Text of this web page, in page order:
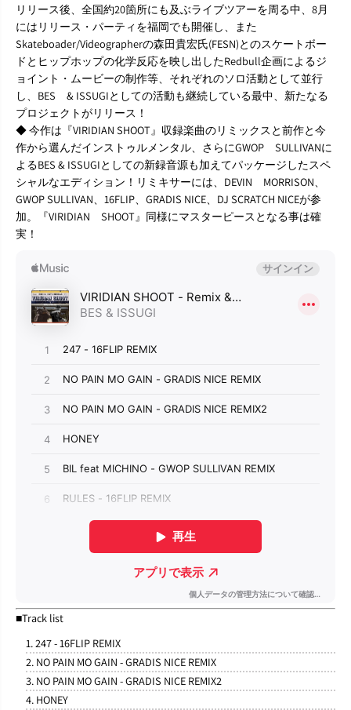
x
&
a
m
p
;
n
s
t
r
u
m
e
t
a
s
C
D
x
&
a
m
p
I
n
s
u
m
e
C
D
リリース後、全国約20箇所にも及ぶライブツアーを周る中、8月
にはリリース・パーティを福岡でも開催し、また
Skateboader/Videographerの森田貴宏氏(FESN)とのスケートボー
ドとヒップホップの化学反応を映し出したRedbull企画によるジ
ョイント・ムービーの制作等、それぞれのソロ活動として並行
し、BES & ISSUGIとしての活動も継続している最中、新たなる
プロジェクトがリリース！
◆ 今作は『VIRIDIAN SHOOT』収録楽曲のリミックスと前作と今
作から選んだインストゥルメンタル、さらにGWOP SULLIVANに
よるBES & ISSUGIとしての新録音源も加えてパッケージしたスペ
シャルなエディション！リミキサーには、DEVIN MORRISON、
GWOP SULLIVAN、16FLIP、GRADIS NICE、DJ SCRATCH NICEが参
加。『VIRIDIAN SHOOT』同様にマスターピースとなる事は確
実！
■Track list
1. 247 - 16FLIP REMIX
2. NO PAIN MO GAIN - GRADIS NICE REMIX
3. NO PAIN MO GAIN - GRADIS NICE REMIX2
4. HONEY